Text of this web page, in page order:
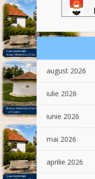
august 2026
iulie 2026
iunie 2026
mai 2026
aprilie 2026